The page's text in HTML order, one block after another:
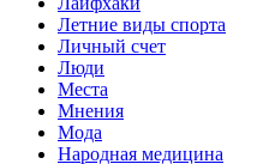
Летние виды спорта
Личный счет
Люди
Места
Мнения
Мода
Народная медицина